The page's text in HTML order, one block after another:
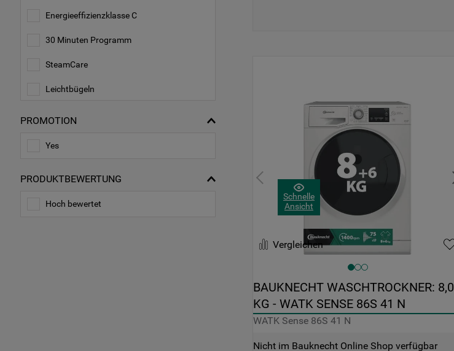
Energieeffizienzklasse C
30 Minuten Programm
SteamCare
Leichtbügeln
PROMOTION
Yes
PRODUKTBEWERTUNG
Hoch bewertet
Schnelle
Ansicht
Vergleichen
BAUKNECHT WASCHTROCKNER: 8,0
KG - WATK SENSE 86S 41 N
WATK Sense 86S 41 N
Nicht im Bauknecht Online Shop verfügbar